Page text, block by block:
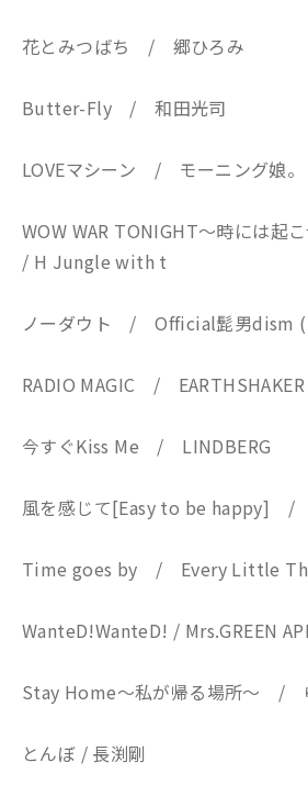
花とみつばち / 郷ひろみ
Butter-Fly / 和田光司
LOVEマシーン / モーニング娘。
WOW WAR TONIGHT～時には起
/ H Jungle with t
ノーダウト / Official髭男dism (
RADIO MAGIC / EARTHSHAKER
今すぐKiss Me / LINDBERG
風を感じて[Easy to be happy] /
Time goes by / Every Little
WanteD!WanteD! / Mrs.GREEN
Stay Home〜私が帰る場所〜 /
とんぼ / 長渕剛